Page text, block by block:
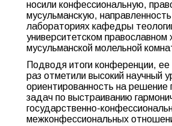
носили конфессиональную,
мусульманскую,
лабораториях кафедры
университетском православном
мусульманской молельной
Подводя итоги конференции,
раз отметили высокий научный
ориентированность на решение
задач по выстраиванию
государственно-
межконфессиональных